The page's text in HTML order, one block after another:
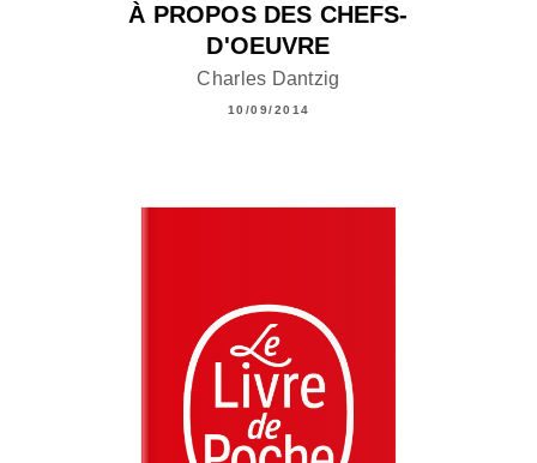
À PROPOS DES CHEFS-
D'OEUVRE
Charles Dantzig
10/09/2014